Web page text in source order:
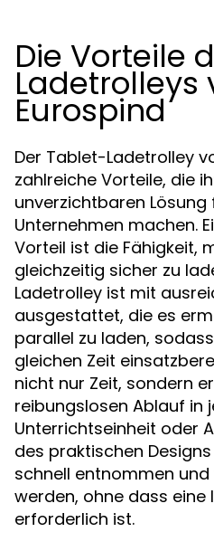
Die Vorteile
Ladetrolleys
Eurospind
Der Tablet-Ladetrolley
zahlreiche Vorteile, die
unverzichtbaren Lösung
Unternehmen machen.
Vorteil ist die Fähigkeit,
gleichzeitig sicher zu
Ladetrolley ist mit
ausgestattet, die es
parallel zu laden,
gleichen Zeit
nicht nur Zeit, sondern
reibungslosen Ablauf in
Unterrichtseinheit oder
des praktischen
schnell entnommen
werden, ohne dass eine
erforderlich ist.